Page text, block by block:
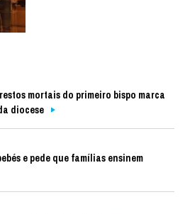
mortais do primeiro bispo marca
diocese
e pede que famílias ensinem